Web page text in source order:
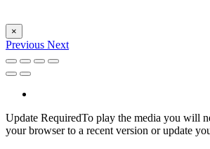
×
Previous Next
Update RequiredTo play the media you will
your browser to a recent version or update